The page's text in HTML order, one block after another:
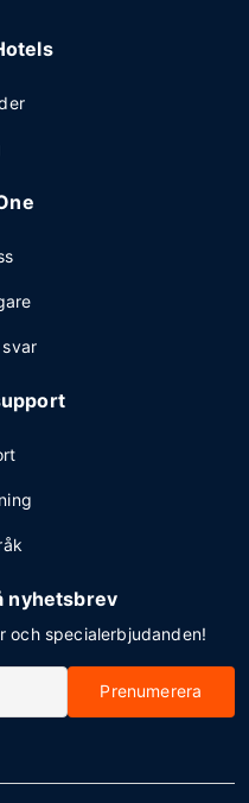
svar
nyhetsbrev
och specialerbjudanden!
Prenumerera